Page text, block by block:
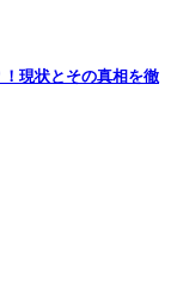
現状とその真相を徹